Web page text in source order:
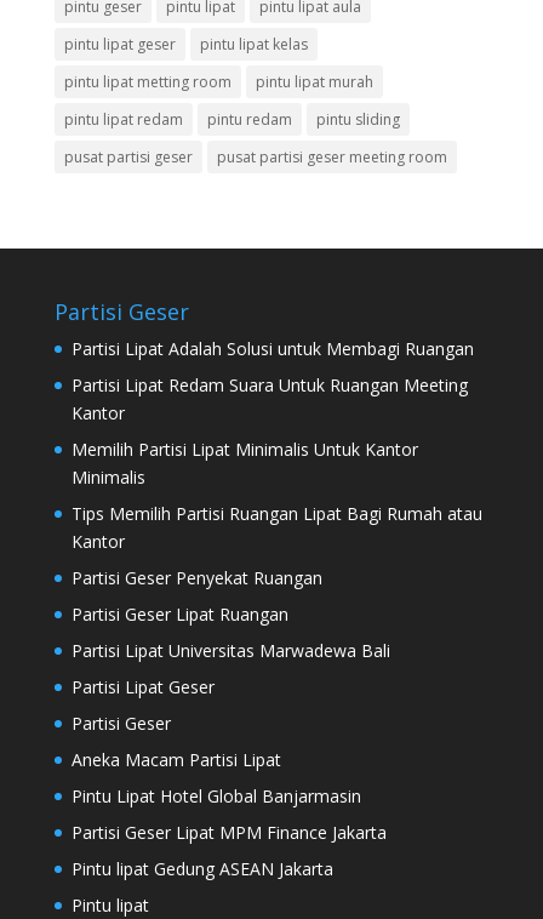
pintu geser
pintu lipat
pintu lipat aula
pintu lipat geser
pintu lipat kelas
pintu lipat metting room
pintu lipat murah
pintu lipat redam
pintu redam
pintu sliding
pusat partisi geser
pusat partisi geser meeting room
Partisi Geser
Partisi Lipat Adalah Solusi untuk Membagi Ruangan
Partisi Lipat Redam Suara Untuk Ruangan Meeting
Kantor
Memilih Partisi Lipat Minimalis Untuk Kantor
Minimalis
Tips Memilih Partisi Ruangan Lipat Bagi Rumah atau
Kantor
Partisi Geser Penyekat Ruangan
Partisi Geser Lipat Ruangan
Partisi Lipat Universitas Marwadewa Bali
Partisi Lipat Geser
Partisi Geser
Aneka Macam Partisi Lipat
Pintu Lipat Hotel Global Banjarmasin
Partisi Geser Lipat MPM Finance Jakarta
Pintu lipat Gedung ASEAN Jakarta
Pintu lipat